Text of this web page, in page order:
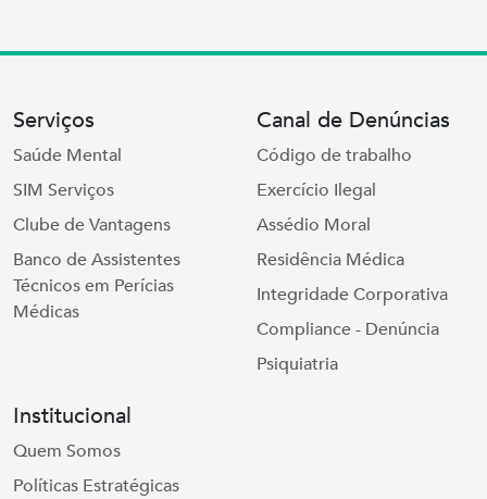
Serviços
Saúde Mental
SIM Serviços
Clube de Vantagens
Banco de Assistentes
Técnicos em Perícias
Médicas
Canal de Denúncias
Código de trabalho
Exercício Ilegal
Assédio Moral
Residência Médica
Integridade Corporativa
Compliance - Denúncia
Psiquiatria
Institucional
Quem Somos
Políticas Estratégicas